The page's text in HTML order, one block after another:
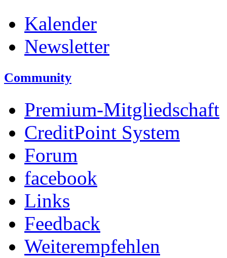
Kalender
Newsletter
Community
Premium-Mitgliedschaft
CreditPoint System
Forum
facebook
Links
Feedback
Weiterempfehlen